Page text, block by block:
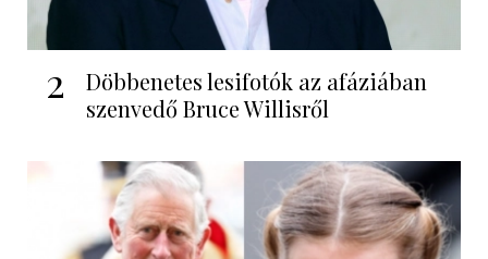
2
Döbbenetes lesifotók az afáziában
szenvedő Bruce Willisről